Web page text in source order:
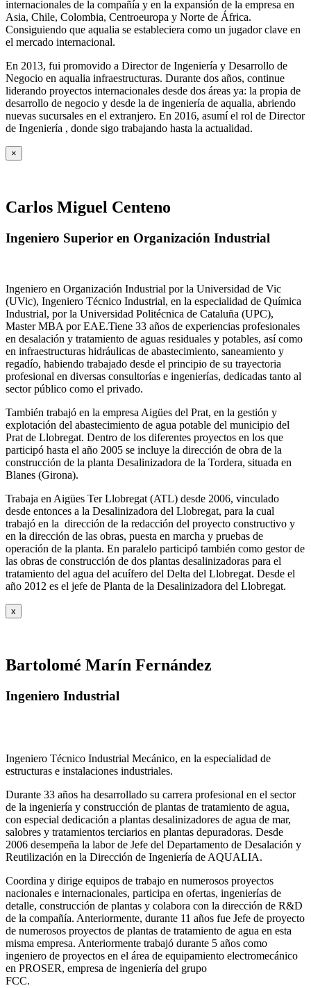
internacionales de la compañía y en la expansión de la empresa en
Asia, Chile, Colombia, Centroeuropa y Norte de África.
Consiguiendo que aqualia se estableciera como un jugador clave en
el mercado internacional.
En 2013, fui promovido a Director de Ingeniería y Desarrollo de
Negocio en aqualia infraestructuras. Durante dos años, continue
liderando proyectos internacionales desde dos áreas ya: la propia de
desarrollo de negocio y desde la de ingeniería de aqualia, abriendo
nuevas sucursales en el extranjero. En 2016, asumí el rol de Director
de Ingeniería , donde sigo trabajando hasta la actualidad.
×
Carlos Miguel Centeno
Ingeniero Superior en Organización Industrial
Ingeniero en Organización Industrial por la Universidad de Vic
(UVic), Ingeniero Técnico Industrial, en la especialidad de Química
Industrial, por la Universidad Politécnica de Cataluña (UPC),
Master MBA por EAE.Tiene 33 años de experiencias profesionales
en desalación y tratamiento de aguas residuales y potables, así como
en infraestructuras hidráulicas de abastecimiento, saneamiento y
regadío, habiendo trabajado desde el principio de su trayectoria
profesional en diversas consultorías e ingenierías, dedicadas tanto al
sector público como el privado.
También trabajó en la empresa Aigües del Prat, en la gestión y
explotación del abastecimiento de agua potable del municipio del
Prat de Llobregat. Dentro de los diferentes proyectos en los que
participó hasta el año 2005 se incluye la dirección de obra de la
construcción de la planta Desalinizadora de la Tordera, situada en
Blanes (Girona).
Trabaja en Aigües Ter Llobregat (ATL) desde 2006, vinculado
desde entonces a la Desalinizadora del Llobregat, para la cual
trabajó en la dirección de la redacción del proyecto constructivo y
en la dirección de las obras, puesta en marcha y pruebas de
operación de la planta. En paralelo participó también como gestor de
las obras de construcción de dos plantas desalinizadoras para el
tratamiento del agua del acuífero del Delta del Llobregat. Desde el
año 2012 es el jefe de Planta de la Desalinizadora del Llobregat.
x
Bartolomé Marín Fernández
Ingeniero Industrial
Ingeniero Técnico Industrial Mecánico, en la especialidad de
estructuras e instalaciones industriales.
Durante 33 años ha desarrollado su carrera profesional en el sector
de la ingeniería y construcción de plantas de tratamiento de agua,
con especial dedicación a plantas desalinizadores de agua de mar,
salobres y tratamientos terciarios en plantas depuradoras. Desde
2006 desempeña la labor de Jefe del Departamento de Desalación y
Reutilización en la Dirección de Ingeniería de AQUALIA.
Coordina y dirige equipos de trabajo en numerosos proyectos
nacionales e internacionales, participa en ofertas, ingenierías de
detalle, construcción de plantas y colabora con la dirección de R&D
de la compañía. Anteriormente, durante 11 años fue Jefe de proyecto
de numerosos proyectos de plantas de tratamiento de agua en esta
misma empresa. Anteriormente trabajó durante 5 años como
ingeniero de proyectos en el área de equipamiento electromecánico
en PROSER, empresa de ingeniería del grupo
FCC.